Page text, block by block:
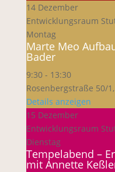
14 Dezember
Entwicklungsraum
Montag
Marte Meo
Bader
9:30- 13:30
Rosenbergstraße 50/
Details anzeigen
15 Dezember
Entwicklungsraum
Dienstag
Tempelabend –
mit Annette